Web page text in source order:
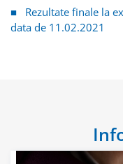
■ Rezultate finale la
data de 11.02.2021